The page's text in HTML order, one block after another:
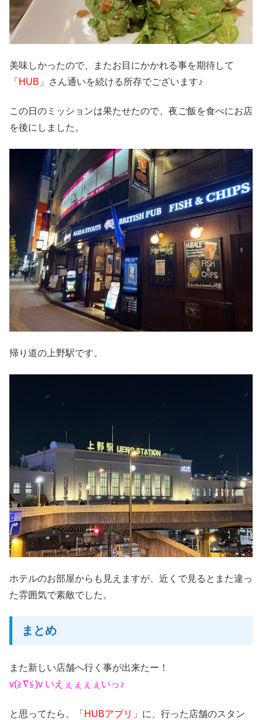
美味しかったので、またお目にかかれる事を期待して
「 HUB 」さん通いを続ける所存でございます♪
この日のミッションは果たせたので、夜ご飯を食べにお店
を後にしました。
帰り道の上野駅です。
ホテルのお部屋からも見えますが、近くで見るとまた違っ
た雰囲気で素敵でした。
まとめ
また新しい店舗へ行く事が出来たー！
v(≧∇≦)v いえぇぇぇぇいっ♪
と思ってたら、「 HUBアプリ 」に、行った店舗のスタン